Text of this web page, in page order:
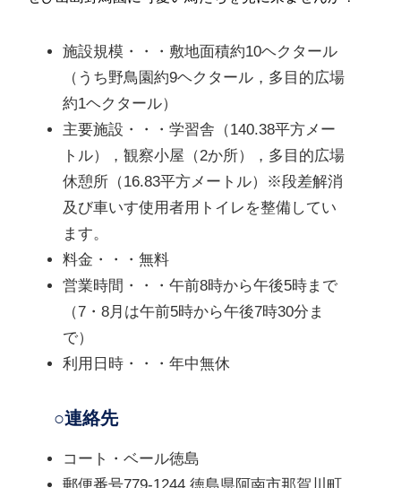
施設規模・・・敷地面積約10ヘクタール
（うち野鳥園約9ヘクタール，多目的広場
約1ヘクタール）
主要施設・・・学習舎（140.38平方メー
トル），観察小屋（2か所），多目的広場
休憩所（16.83平方メートル）※段差解消
及び車いす使用者用トイレを整備してい
ます。
料金・・・無料
営業時間・・・午前8時から午後5時まで
（7・8月は午前5時から午後7時30分ま
で）
利用日時・・・年中無休
○連絡先
コート・ベール徳島